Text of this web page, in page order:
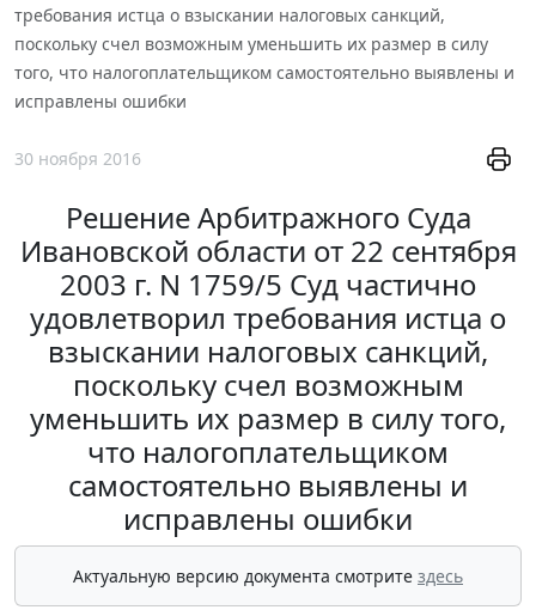
требования истца о взыскании налоговых санкций,
поскольку счел возможным уменьшить их размер в силу
того, что налогоплательщиком самостоятельно выявлены и
исправлены ошибки
30 ноября 2016
Решение Арбитражного Суда
Ивановской области от 22 сентября
2003 г. N 1759/5 Суд частично
удовлетворил требования истца о
взыскании налоговых санкций,
поскольку счел возможным
уменьшить их размер в силу того,
что налогоплательщиком
самостоятельно выявлены и
исправлены ошибки
Актуальную версию документа смотрите здесь